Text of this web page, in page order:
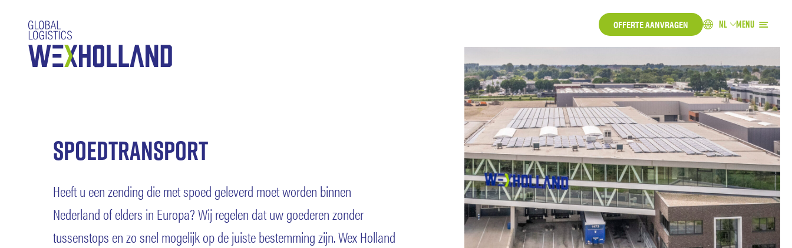
OFFERTE AANVRAGEN NL MENU
Spoedtransport
Heeft u een zending die met spoed geleverd moet worden binnen
Nederland of elders in Europa? Wij regelen dat uw goederen zonder
tussenstops en zo snel mogelijk op de juiste bestemming zijn. Wex Holland